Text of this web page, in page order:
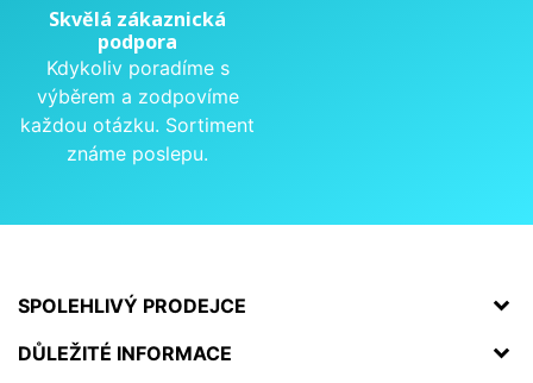
Skvělá zákaznická
podpora
Kdykoliv poradíme s
výběrem a zodpovíme
každou otázku. Sortiment
známe poslepu.
SPOLEHLIVÝ PRODEJCE
DŮLEŽITÉ INFORMACE